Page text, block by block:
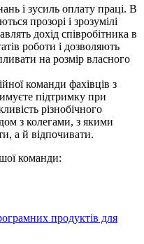
і зусиль оплату праці. В
прозорі і зрозумілі
дохід співробітника в
роботи і дозволяють
на розмір власного
команди фахівців з
підтримку при
різнобічного
з колегами, з якими
а й відпочивати.
команди:
продуктів для